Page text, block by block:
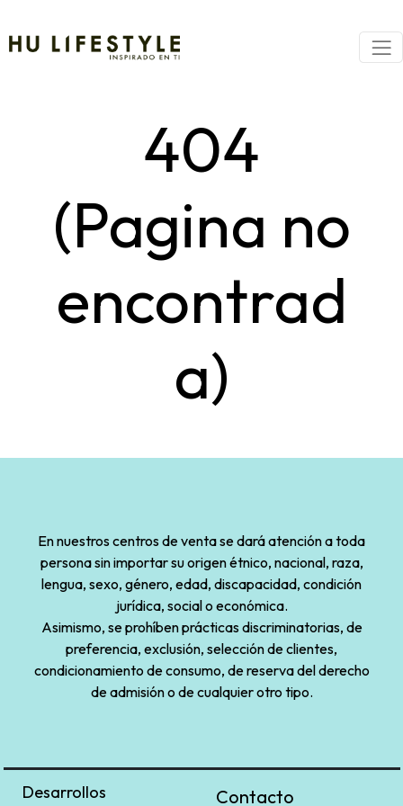
404
(Pagina no
encontrad
a)
En nuestros centros de venta se dará atención a toda
persona sin importar su origen étnico, nacional, raza,
lengua, sexo, género, edad, discapacidad, condición
jurídica, social o económica.
Asimismo, se prohíben prácticas discriminatorias, de
preferencia, exclusión, selección de clientes,
condicionamiento de consumo, de reserva del derecho
de admisión o de cualquier otro tipo.
Desarrollos Contacto